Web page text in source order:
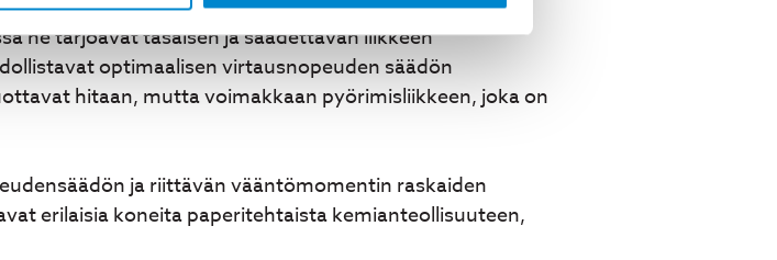
ne tarjoavat tasaisen ja säädettävän liikkeen
optimaalisen virtausnopeuden säädön
hitaan, mutta voimakkaan pyörimisliikkeen, joka on
ja riittävän vääntömomentin raskaiden
erilaisia koneita paperitehtaista kemianteollisuuteen,